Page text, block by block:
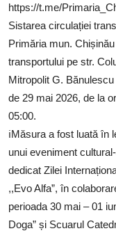
https://t.me/
Sistarea circulației
Primăria mun.
transportului pe str.
Mitropolit G.
de 29 mai 2026, de la
05:00.
ℹ️Măsura a fost luată în
unui eveniment
dedicat Zilei
,,Evo Alfa”, în
perioada 30 mai – 01
Doga” și Scuarul